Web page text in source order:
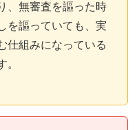
、無審査を謳った時
を謳っていても、実
仕組みになっている
。